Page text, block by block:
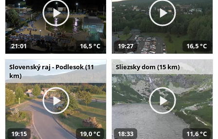
21:01 16,5 °C 19:27 16,5 °C
Slovenský raj - Podlesok (11
km)
19:15 19,0 °C
Sliezsky dom (15 km)
18:33 11,6 °C